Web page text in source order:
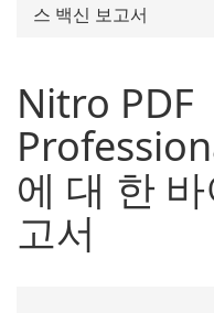
스 백신 보고서
Nitro PDF
에 대 한
고서